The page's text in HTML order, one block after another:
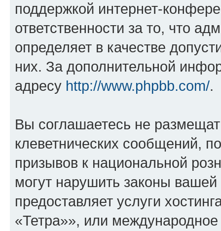
поддержкой интернет-
ответственности за то, что
определяет в качестве
них. За дополнительной
адресу http://www.phpbb.com/.
Вы соглашаетесь не
клеветнических сообщений,
призывов к национальной
могут нарушить законы
предоставляет услуги
«Тетра»», или